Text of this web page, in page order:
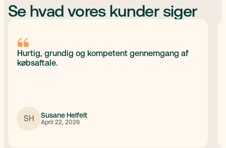
Se hvad vores kunder siger
Hurtig, grundig og kompetent gennemgang af
købsaftale.
SH Susane Helfelt
April 22, 2026